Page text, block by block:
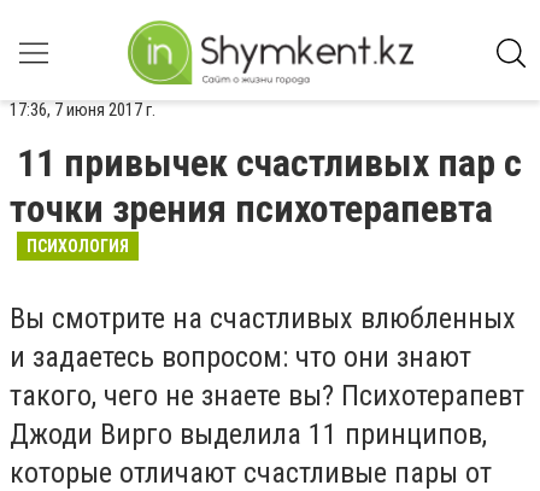
17:36, 7 июня 2017 г.
11 привычек счастливых пар с
точки зрения психотерапевта
ПСИХОЛОГИЯ
Вы смотрите на счастливых влюбленных
и задаетесь вопросом: что они знают
такого, чего не знаете вы? Психотерапевт
Джоди Вирго выделила 11 принципов,
которые отличают счастливые пары от